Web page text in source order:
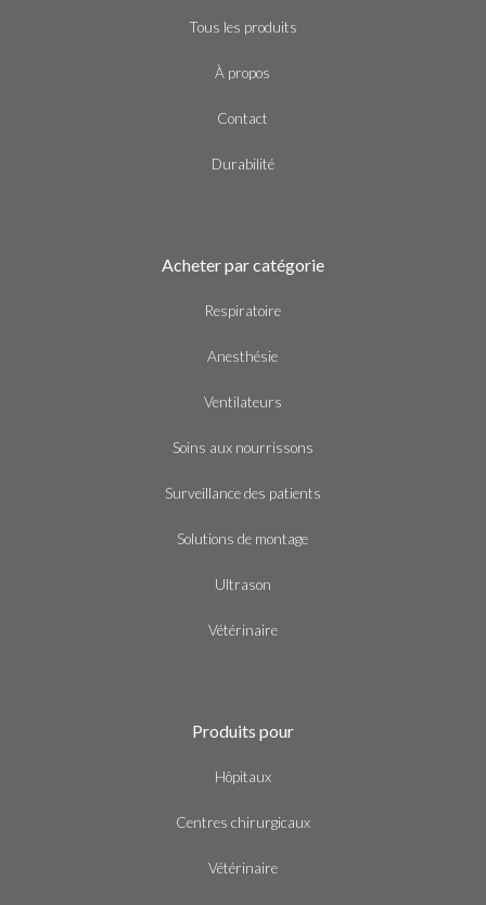
Tous les produits
À propos
Contact
Durabilité
Acheter par catégorie
Respiratoire
Anesthésie
Ventilateurs
Soins aux nourrissons
Surveillance des patients
Solutions de montage
Ultrason
Vétérinaire
Produits pour
Hôpitaux
Centres chirurgicaux
Vétérinaire